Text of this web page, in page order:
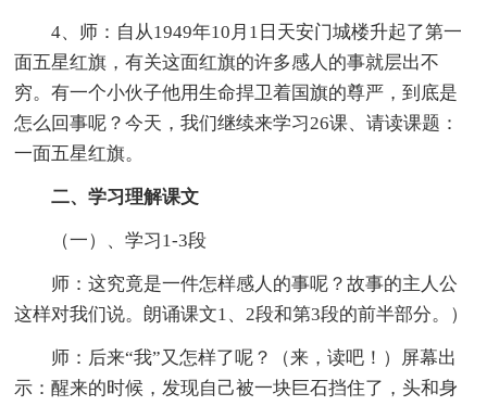
4、师：自从1949年10月1日天安门城楼升起了第一
面五星红旗，有关这面红旗的许多感人的事就层出不
穷。有一个小伙子他用生命捍卫着国旗的尊严，到底是
怎么回事呢？今天，我们继续来学习26课、请读课题：
一面五星红旗。
二、学习理解课文
（一）、学习1-3段
师：这究竟是一件怎样感人的事呢？故事的主人公
这样对我们说。朗诵课文1、2段和第3段的前半部分。）
师：后来“我”又怎样了呢？（来，读吧！）屏幕出
示：醒来的时候，发现自己被一块巨石挡住了，头和身